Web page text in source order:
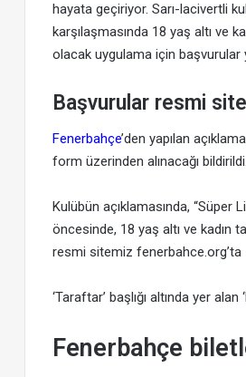
hayata geçiriyor. Sarı-lacivertli
karşılaşmasında 18 yaş altı ve
olacak uygulama için başvurular
Başvurular resmi
Fenerbahçe’den yapılan
form üzerinden alınacağı bildirildi.
Kulübün açıklamasında,
öncesinde, 18 yaş altı ve kadın
resmi sitemiz fenerbahce.org’ta
‘Taraftar’ başlığı altında yer
Fenerbahçe